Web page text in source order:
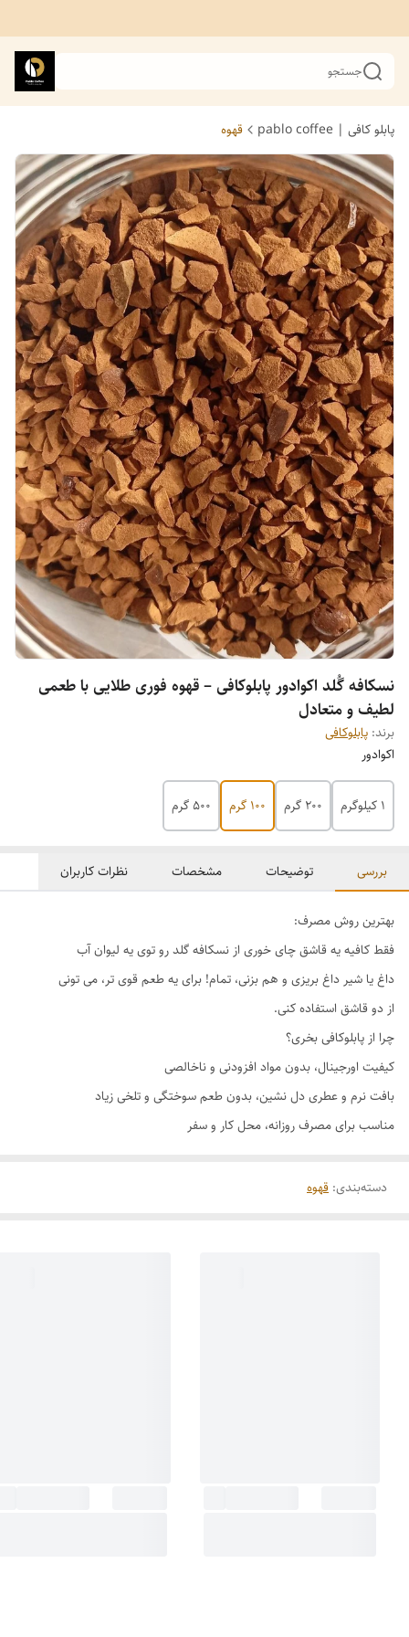
جستجو
پابلو کافی | pablo coffee قهوه
نسکافه گُلد اکوادور پابلوکافی – قهوه فوری طلایی با طعمی
لطیف و متعادل
برند: پابلوکافی
اکوادور
1 کیلوگرم 200 گرم 100 گرم 500 گرم
بررسی توضیحات مشخصات نظرات کاربران
بهترین روش مصرف:
فقط کافیه یه قاشق چای خوری از نسکافه گلد رو توی یه لیوان آب
داغ یا شیر داغ بریزی و هم بزنی، تمام! برای یه طعم قوی تر، می تونی
از دو قاشق استفاده کنی.
چرا از پابلوکافی بخری؟
کیفیت اورجینال، بدون مواد افزودنی و ناخالصی
بافت نرم و عطری دل نشین، بدون طعم سوختگی و تلخی زیاد
مناسب برای مصرف روزانه، محل کار و سفر
دسته‌بندی: قهوه